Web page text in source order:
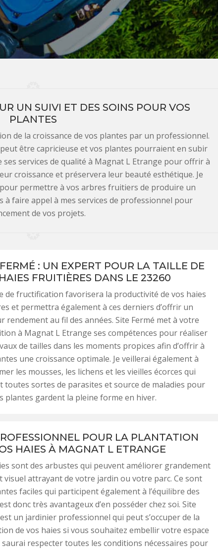
UN SUIVI ET DES SOINS POUR VOS
PLANTES
de la croissance de vos plantes par un professionnel.
être capricieuse et vos plantes pourraient en subir
ses services de qualité à Magnat L Etrange pour offrir à
croissance et préservera leur beauté esthétique. Je
permettre à vos arbres fruitiers de produire un
à faire appel à mes services de professionnel pour
de vos projets.
: UN EXPERT POUR LA TAILLE DE
FRUITIÈRES DANS LE 23260
de fructification favorisera la productivité de vos haies
et permettra également à ces derniers d’offrir un
rendement au fil des années. Site Fermé met à votre
à Magnat L Etrange ses compétences pour réaliser
de tailles dans les moments propices afin d’offrir à
une croissance optimale. Je veillerai également à
les mousses, les lichens et les vieilles écorces qui
toutes sortes de parasites et source de maladies pour
plantes gardent la pleine forme en hiver.
POUR LA PLANTATION
HAIES À MAGNAT L ETRANGE
sont des arbustes qui peuvent améliorer grandement
visuel attrayant de votre jardin ou votre parc. Ce sont
faciles qui participent également à l’équilibre des
donc très avantageux d’en posséder chez soi. Site
un jardinier professionnel qui peut s’occuper de la
de vos haies si vous souhaitez embellir votre espace
saurai respecter toutes les conditions nécessaires pour